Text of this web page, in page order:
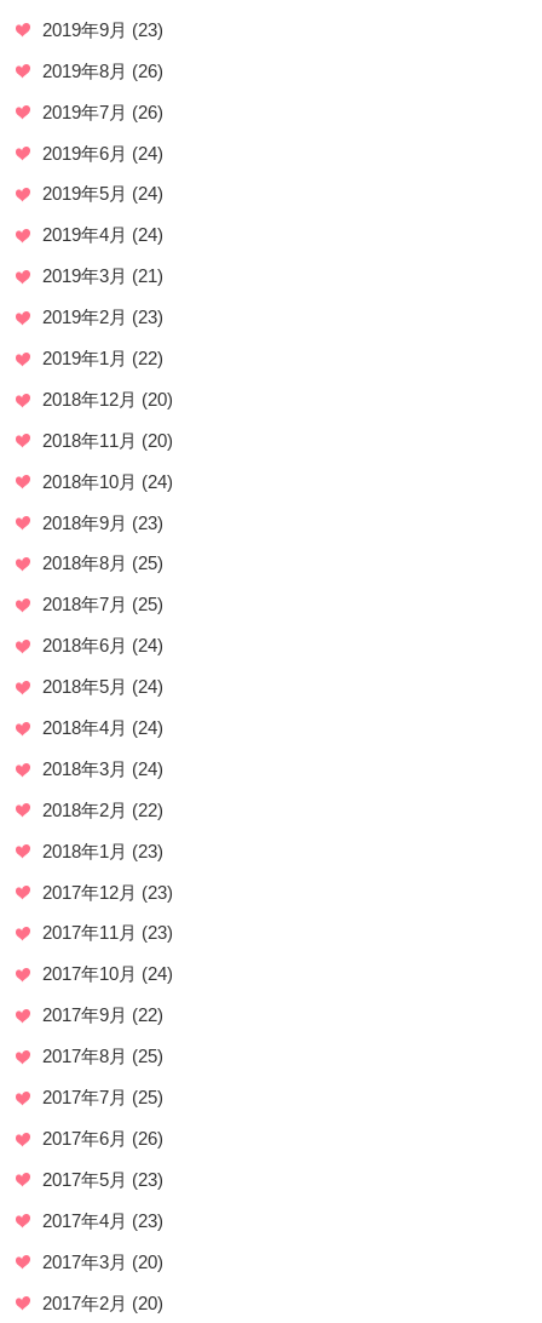
2019年9月 (23)
2019年8月 (26)
2019年7月 (26)
2019年6月 (24)
2019年5月 (24)
2019年4月 (24)
2019年3月 (21)
2019年2月 (23)
2019年1月 (22)
2018年12月 (20)
2018年11月 (20)
2018年10月 (24)
2018年9月 (23)
2018年8月 (25)
2018年7月 (25)
2018年6月 (24)
2018年5月 (24)
2018年4月 (24)
2018年3月 (24)
2018年2月 (22)
2018年1月 (23)
2017年12月 (23)
2017年11月 (23)
2017年10月 (24)
2017年9月 (22)
2017年8月 (25)
2017年7月 (25)
2017年6月 (26)
2017年5月 (23)
2017年4月 (23)
2017年3月 (20)
2017年2月 (20)